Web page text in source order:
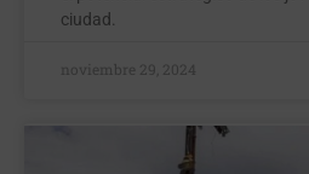
ciudad.
noviembre 29, 2024